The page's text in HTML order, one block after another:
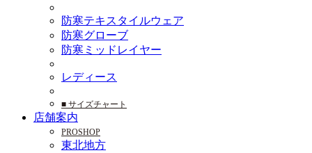
防寒テキスタイルウェア
防寒グローブ
防寒ミッドレイヤー
レディース
■ サイズチャート
店舗案内
PROSHOP
東北地方